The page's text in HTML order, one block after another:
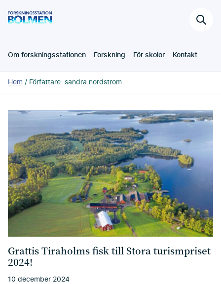
tillForskningsstation
Om forskningsstationen Forskning För skolor Kontakt
Sök
Du
är
Hem Författare: sandra.nordstrom
Grattis Tiraholms fisk till Stora turismpriset
2024!
10 december 2024